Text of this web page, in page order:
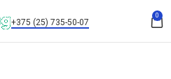
+375 (25) 735-50-07
0